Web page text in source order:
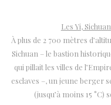
Les Yi,
À plus de 2 700 mètres
Sichuan – le bastion
qui pillait les villes de
esclaves –, un jeune berger
(jusqu’à moins 15 °C)